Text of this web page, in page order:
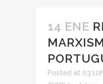
14 ENE
Posted at 03:10h